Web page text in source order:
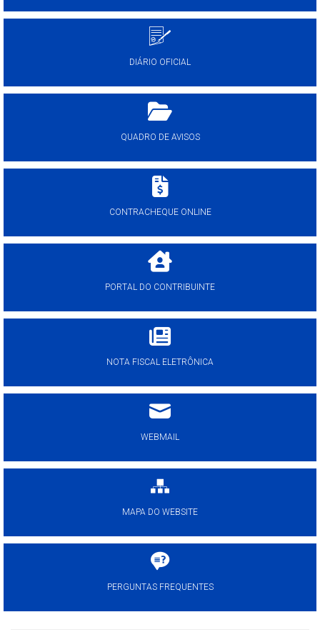
DIÁRIO OFICIAL
QUADRO DE AVISOS
CONTRACHEQUE ONLINE
PORTAL DO CONTRIBUINTE
NOTA FISCAL ELETRÔNICA
WEBMAIL
MAPA DO WEBSITE
PERGUNTAS FREQUENTES